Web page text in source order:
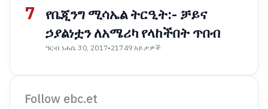
7
የቤጂንግ ሚሳኤል ትርዒት:- ቻይና
ኃያልነቷን ለአሜሪካ የላከችበት ጥበብ
ዓርብ ነሐሴ 30, 2017•21749 እይታዎች
Follow ebc.et